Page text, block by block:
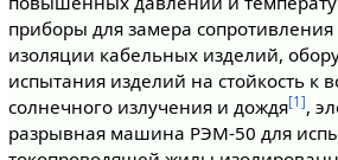
приборы для замера сопротивления
изоляции кабельных изделий,
испытания изделий на стойкость к
солнечного излучения и дождя[1],
разрывная машина РЭМ-50 для